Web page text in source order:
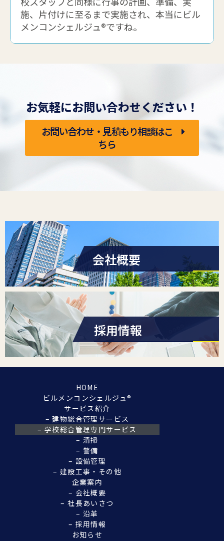
施、片付けに至るまで実施され、本当にビル
メンコンシェルジュ®ですね。
お気軽にお問い合わせください！
お問い合わせ・見積もり相談はこ
ちら
会社概要
採用情報
HOME
ビルメンコンシェルジュ®︎
サービス紹介
– 建物総合管理サービス
– 学校総合管理専門サービス
– 清掃
– 警備
– 設備管理
– 建設工事・その他
企業案内
– 会社概要
– 社長あいさつ
– 沿革
– 採用情報
お知らせ